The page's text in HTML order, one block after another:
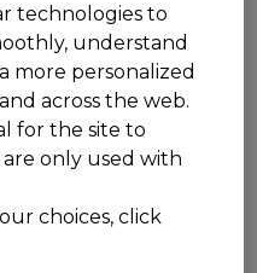
Adversa por favor
da Opella através do
ou telefone:
respeito às condições
relacionados com
deverá consultar
technologies to
understand
more personalized
across the web.
for the site to
only used with
choices, click